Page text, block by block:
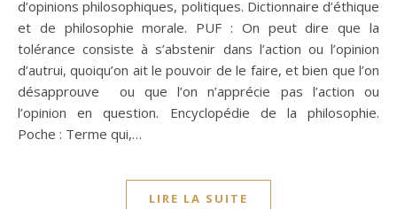
d’opinions philosophiques, politiques. Dictionnaire d’éthique
et de philosophie morale. PUF : On peut dire que la
tolérance consiste à s’abstenir dans l’action ou l’opinion
d’autrui, quoiqu’on ait le pouvoir de le faire, et bien que l’on
désapprouve ou que l’on n’apprécie pas l’action ou
l’opinion en question. Encyclopédie de la philosophie.
Poche : Terme qui,…
LIRE LA SUITE